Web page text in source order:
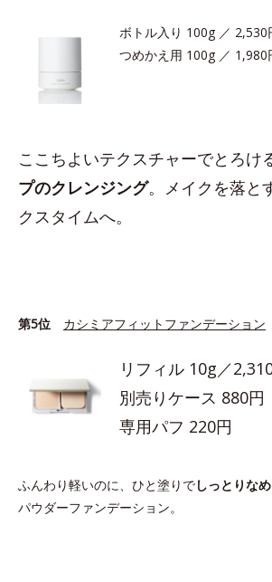
ボトル入り 100g ／
つめかえ用 100g ／ 1,980
ここちよいテクスチャーでとろけ
プのクレンジング。メイクを落と
クスタイムへ。
第5位 カシミアフィットファンデーション
リフィル 10g／
別売りケース 880円
専用パフ 220円
ふんわり軽いのに、ひと塗りでしっとりな
パウダーファンデーション。